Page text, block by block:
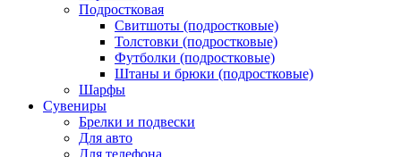
Подростковая
Свитшоты (подростковые)
Толстовки (подростковые)
Футболки (подростковые)
Штаны и брюки (подростковые)
Шарфы
Сувениры
Брелки и подвески
Для авто
Для телефона